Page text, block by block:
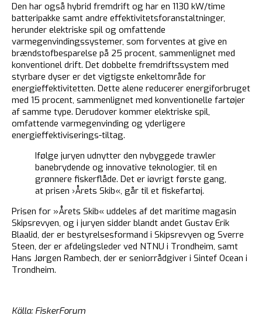
Den har også hybrid fremdrift og har en 1130 kW/time
batteripakke samt andre effektivitetsforanstaltninger,
herunder elektriske spil og omfattende
varmegenvindingssystemer, som forventes at give en
brændstofbesparelse på 25 procent, sammenlignet med
konventionel drift. Det dobbelte fremdriftssystem med
styrbare dyser er det vigtigste enkeltområde for
energieffektivitetten. Dette alene reducerer energiforbruget
med 15 procent, sammenlignet med konventionelle fartøjer
af samme type. Derudover kommer elektriske spil,
omfattende varmegenvinding og yderligere
energieffektiviserings-tiltag.
Ifølge juryen udnytter den nybyggede trawler
banebrydende og innovative teknologier, til en
grønnere fiskerflåde. Det er iøvrigt første gang,
at prisen ›Årets Skib«, går til et fiskefartøj.
Prisen for »Årets Skib« uddeles af det maritime magasin
Skipsrevyen, og i juryen sidder blandt andet Gustav Erik
Blaalid, der er bestyrelsesformand i Skipsrevyen og Sverre
Steen, der er afdelingsleder ved NTNU i Trondheim, samt
Hans Jørgen Rambech, der er seniorrådgiver i Sintef Ocean i
Trondheim.
Källa: FiskerForum